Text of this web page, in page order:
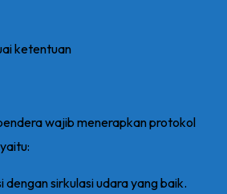
ketentuan
wajib menerapkan protokol
dengan sirkulasi udara yang baik.